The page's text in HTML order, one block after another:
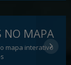
NO MAPA
mapa interativo